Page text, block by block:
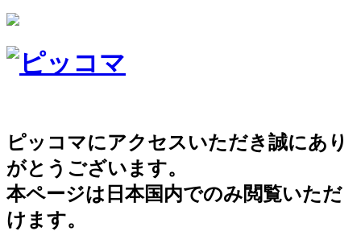
ピッコマにアクセスいただき誠にあり
がとうございます。
本ページは日本国内でのみ閲覧いただ
けます。